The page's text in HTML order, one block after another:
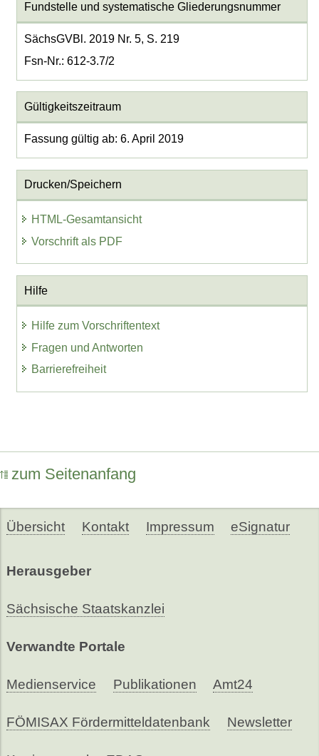
Fundstelle und systematische Gliederungsnummer
SächsGVBl. 2019 Nr. 5, S. 219
Fsn-Nr.: 612-3.7/2
Gültigkeitszeitraum
Fassung gültig ab: 6. April 2019
Drucken/Speichern
HTML-Gesamtansicht
Vorschrift als PDF
Hilfe
Hilfe zum Vorschriftentext
Fragen und Antworten
Barrierefreiheit
zum Seitenanfang
Übersicht Kontakt Impressum eSignatur
Herausgeber
Sächsische Staatskanzlei
Verwandte Portale
Medienservice Publikationen Amt24
FÖMISAX Fördermitteldatenbank Newsletter